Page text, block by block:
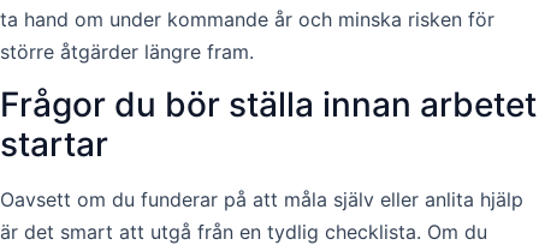
ta hand om under kommande år och minska risken för
större åtgärder längre fram.
Frågor du bör ställa innan arbetet
startar
Oavsett om du funderar på att måla själv eller anlita hjälp
är det smart att utgå från en tydlig checklista. Om du